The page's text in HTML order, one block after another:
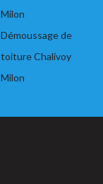
Milon
Démoussage de
toiture Chalivoy
Milon